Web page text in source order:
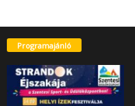
Programajánló